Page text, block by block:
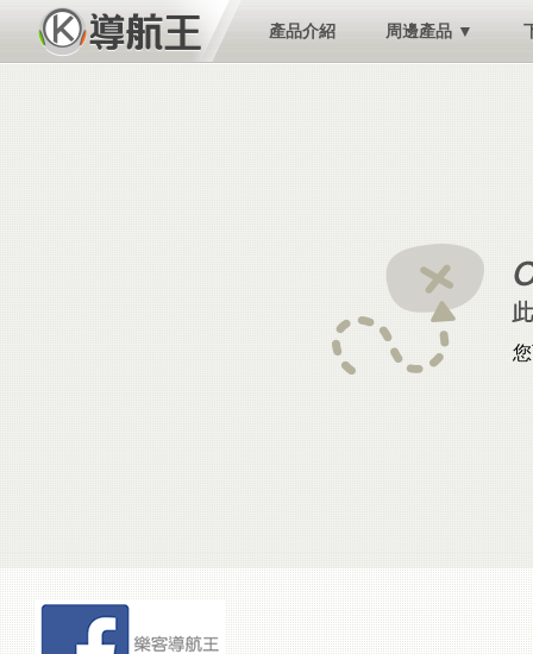
產品介紹 周邊產品 ▼